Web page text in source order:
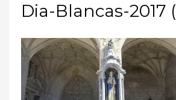
Dia-Blancas-2017